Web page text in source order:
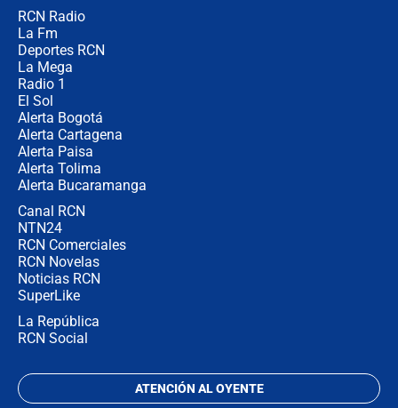
RCN Radio
La Fm
Deportes RCN
La Mega
Radio 1
El Sol
Alerta Bogotá
Alerta Cartagena
Alerta Paisa
Alerta Tolima
Alerta Bucaramanga
Canal RCN
NTN24
RCN Comerciales
RCN Novelas
Noticias RCN
SuperLike
La República
RCN Social
ATENCIÓN AL OYENTE